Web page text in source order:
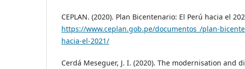
CEPLAN. (2020). Plan Bicentenario: El Perú hacia el
https://www.ceplan.gob.pe/documentos_/plan-
hacia-el-2021/
Cerdá Meseguer, J. I. (2020). The modernisation and